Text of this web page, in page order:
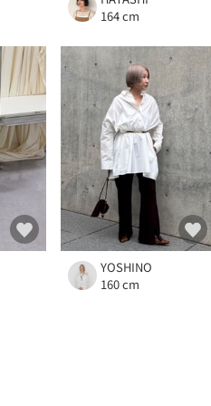
164 cm
YOSHINO
160 cm